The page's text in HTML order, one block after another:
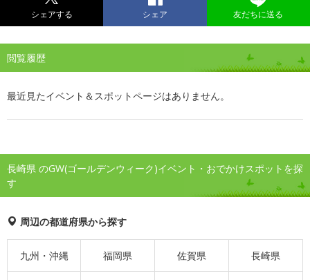
シェアする シェア 友だちに送る
閲覧履歴
最近見たイベント＆スポットページはありません。
長崎県 のGW(ゴールデンウィーク)イベント・おでかけスポットを探
す
周辺の都道府県から探す
九州・沖縄 福岡県 佐賀県 長崎県